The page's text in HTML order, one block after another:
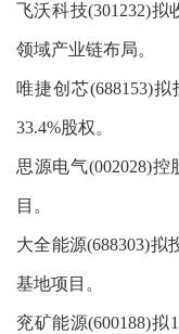
飞沃科技(301232)
领域产业链布局。
唯捷创芯(688153)
33.4%股权。
思源电气(002028)
目。
大全能源(688303)
基地项目。
兖矿能源(600188)